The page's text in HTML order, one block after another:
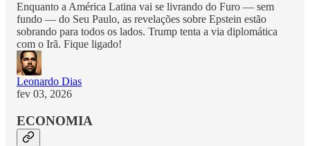
Enquanto a América Latina vai se livrando do Furo — sem
fundo — do Seu Paulo, as revelações sobre Epstein estão
sobrando para todos os lados. Trump tenta a via diplomática
com o Irã. Fique ligado!
Leonardo Dias
fev 03, 2026
ECONOMIA